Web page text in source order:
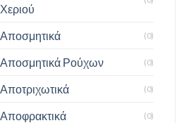
Χεριού
Αποσμητικά (0)
Αποσμητικά Ρούχων (0)
Αποτριχωτικά (0)
Αποφρακτικά (0)